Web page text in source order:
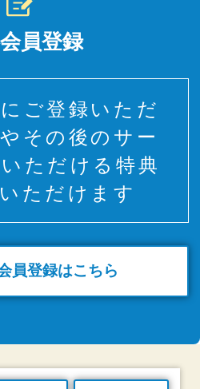
員登録
ご登録いただ
その後のサー
ただける特典
ただけます
員登録はこちら